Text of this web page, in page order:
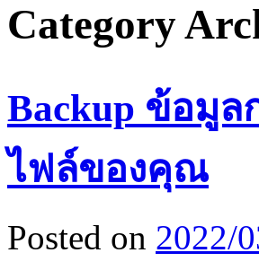
Category
Backup ข้อมู
ไฟล์ของคุณ
Posted on 2022/